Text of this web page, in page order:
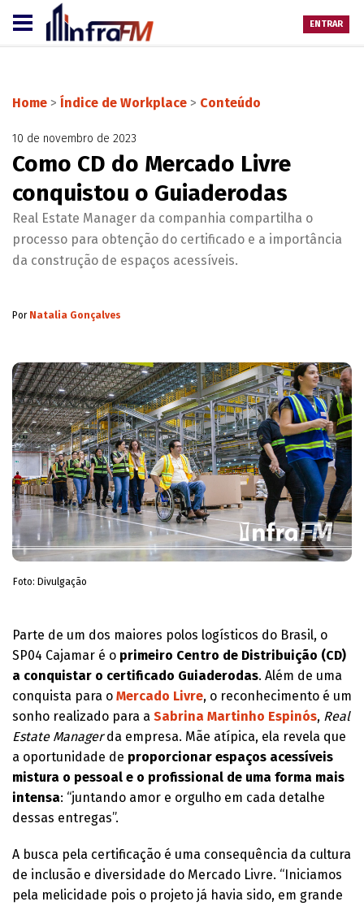
ENTRAR
Home > Índice de Workplace > Conteúdo
10 de novembro de 2023
Como CD do Mercado Livre
conquistou o Guiaderodas
Real Estate Manager da companhia compartilha o
processo para obtenção do certificado e a importância
da construção de espaços acessíveis.
Por Natalia Gonçalves
Foto: Divulgação
Parte de um dos maiores polos logísticos do Brasil, o
SP04 Cajamar é o primeiro Centro de Distribuição (CD)
a conquistar o certificado Guiaderodas. Além de uma
conquista para o Mercado Livre, o reconhecimento é um
sonho realizado para a Sabrina Martinho Espinós, Real
Estate Managerda empresa. Mãe atípica, ela revela que
a oportunidade de proporcionar espaços acessíveis
mistura o pessoal e o profissional de uma forma mais
intensa: “juntando amor e orgulho em cada detalhe
dessas entregas”.
A busca pela certificação é uma consequência da cultura
de inclusão e diversidade do Mercado Livre. “Iniciamos
pela melicidade pois o projeto já havia sido, em grande